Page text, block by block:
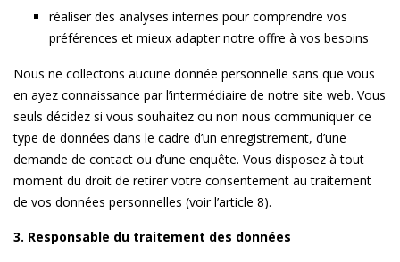
réaliser des analyses internes pour comprendre vos
préférences et mieux adapter notre offre à vos besoins
Nous ne collectons aucune donnée personnelle sans que vous
en ayez connaissance par l’intermédiaire de notre site web. Vous
seuls décidez si vous souhaitez ou non nous communiquer ce
type de données dans le cadre d’un enregistrement, d’une
demande de contact ou d’une enquête. Vous disposez à tout
moment du droit de retirer votre consentement au traitement
de vos données personnelles (voir l’article 8).
3. Responsable du traitement des données